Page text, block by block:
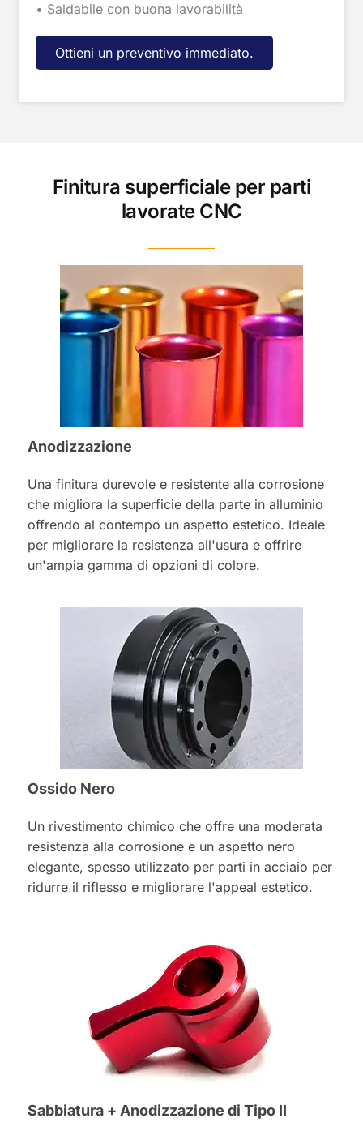
• Saldabile con buona lavorabilità
Ottieni un preventivo immediato.
Finitura superficiale per parti
lavorate CNC
Anodizzazione
Una finitura durevole e resistente alla corrosione
che migliora la superficie della parte in alluminio
offrendo al contempo un aspetto estetico. Ideale
per migliorare la resistenza all'usura e offrire
un'ampia gamma di opzioni di colore.
Ossido Nero
Un rivestimento chimico che offre una moderata
resistenza alla corrosione e un aspetto nero
elegante, spesso utilizzato per parti in acciaio per
ridurre il riflesso e migliorare l'appeal estetico.
Sabbiatura + Anodizzazione di Tipo II